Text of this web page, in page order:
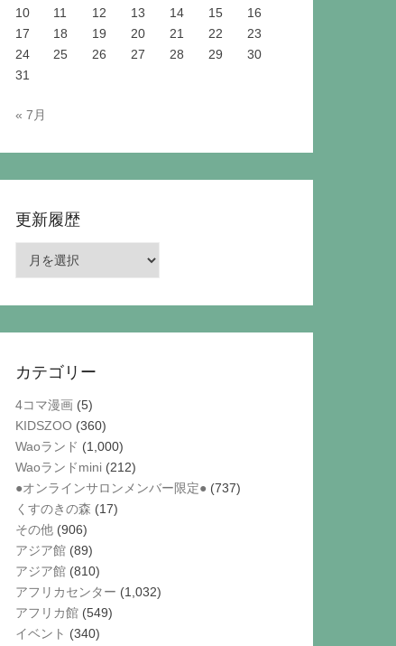
10
11 12 13 14 15
16
17
18 19 20 21 22
23
24
25 26 27 28 29
30
31
« 7月
更新履歴
カテゴリー
4コマ漫画 (5)
KIDSZOO (360)
Waoランド (1,000)
Waoランドmini (212)
●オンラインサロンメンバー限定● (737)
くすのきの森 (17)
その他 (906)
アジア館 (89)
アジア館 (810)
アフリカセンター (1,032)
アフリカ館 (549)
イベント (340)